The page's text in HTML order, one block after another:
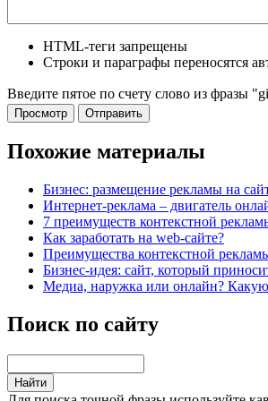
HTML-теги запрещены
Строки и параграфы переносятся
Введите пятое по счету слово из фразы
Похожие материалы
Бизнес: размещение рекламы на
Интернет-реклама – двигатель
7 преимуществ контекстной
Как заработать на web-сайте?
Преимущества контекстной
Бизнес-идея: сайт, который
Медиа, наружка или онлайн?
Поиск по сайту